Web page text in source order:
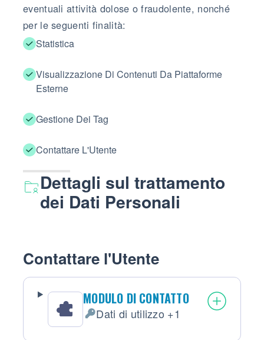
eventuali attività dolose o fraudolente, nonché
per le seguenti finalità:
Statistica
Visualizzazione Di Contenuti Da Piattaforme
Esterne
Gestione Dei Tag
Contattare L'Utente
Dettagli sul trattamento
dei Dati Personali
Contattare l'Utente
MODULO DI CONTATTO
Dati Personali trattati:
Dati di utilizzo +1